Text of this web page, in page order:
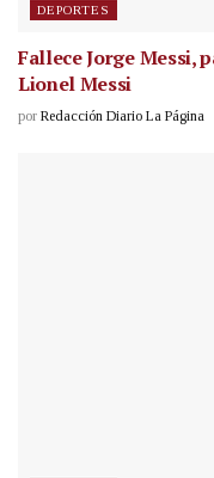
DEPORTES
Fallece Jorge Messi,
Lionel Messi
por Redacción Diario La Página